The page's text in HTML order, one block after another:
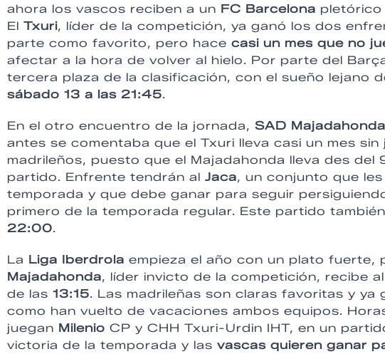
ahora los vascos reciben a un FC Barcelona pletórico
El Txuri, líder de la competición, ya ganó los dos
parte como favorito, pero hace casi un mes que no
afectar a la hora de volver al hielo. Por parte del
tercera plaza de la clasificación, con el sueño lejano
sábado 13 a las 21:45.
En el otro encuentro de la jornada, SAD Majadahonda
antes se comentaba que el Txuri lleva casi un mes
madrileños, puesto que el Majadahonda lleva des del
partido. Enfrente tendrán al Jaca, un conjunto que les
temporada y que debe ganar para seguir
primero de la temporada regular. Este partido
22:00.
La Liga Iberdrola empieza el año con un plato fuerte,
Majadahonda, líder invicto de la competición, recibe al
de las 13:15. Las madrileñas son claras favoritas y
como han vuelto de vacaciones ambos equipos.
juegan Milenio CP y CHH Txuri-Urdin IHT, en un
victoria de la temporada y las vascas quieren ganar